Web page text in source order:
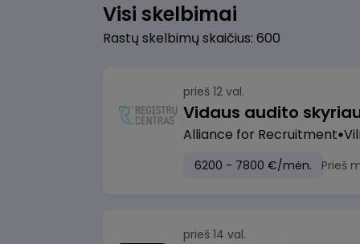
Visi skelbimai
Rastų skelbimų skaičius: 600
prieš 12 val.
Vidaus audito
Alliance for Recruitment
6200 - 7800 €/mėn. Prieš
prieš 14 val.